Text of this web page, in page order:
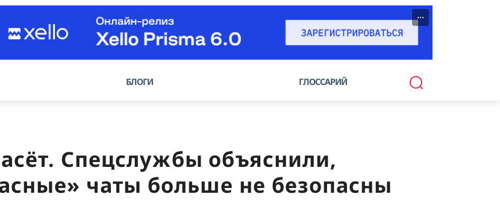
···
БЛОГИ ГЛОССАРИЙ
Спецслужбы объяснили,
чаты больше не безопасны